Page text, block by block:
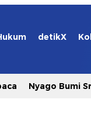
detikX
Nyago Bumi